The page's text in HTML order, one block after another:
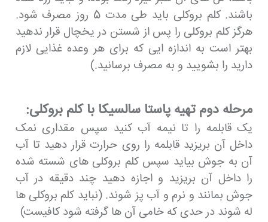
باشند. کلم بروکلی باید طی مدت 5 روز مصرف شود.
هرگز کلم بروکلی را پس از شستن در یخچال قرار ندهید
بهتر است به اندازه ایی که برای هر وعده غذایی لازم
دارید را بشویید و به مصرف برسانید.)
مرحله دوم تهیه پاستا سالسیکا با کلم بروکلی:
یک قابلمه را تا نیمه آب کنید سپس مقداری نمک
داخل آن بریزید قابلمه را روی حرارت قرار دهید تا آب
آن به جوش بیاید سپس کلم بروکلی های شسته شده
را داخل آن بریزید و اجازه دهید چند دقیقه در آب
جوش بمانند و نرم و آب پز شوند. (نباید کلم بروکلی ها
له شوند در حدی که خامی آن ها گرفته شود کافیست)